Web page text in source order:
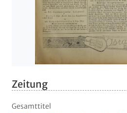
Zeitung
Gesamttitel